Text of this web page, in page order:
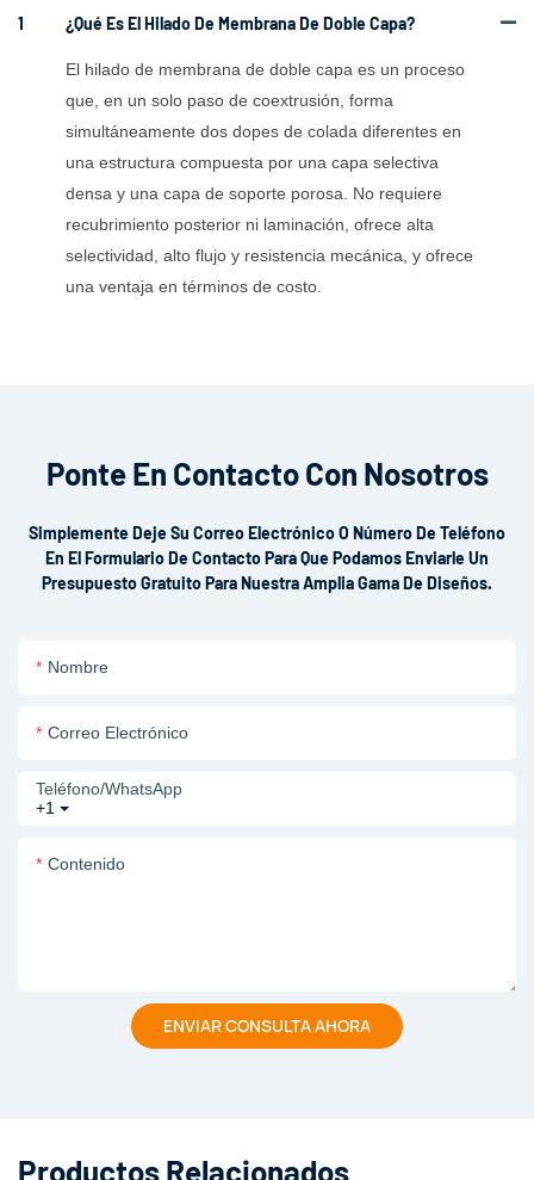
1 ¿Qué Es El Hilado De Membrana De Doble Capa?
El hilado de membrana de doble capa es un proceso
que, en un solo paso de coextrusión, forma
simultáneamente dos dopes de colada diferentes en
una estructura compuesta por una capa selectiva
densa y una capa de soporte porosa. No requiere
recubrimiento posterior ni laminación, ofrece alta
selectividad, alto flujo y resistencia mecánica, y ofrece
una ventaja en términos de costo.
Ponte En Contacto Con Nosotros
Simplemente Deje Su Correo Electrónico O Número De Teléfono
En El Formulario De Contacto Para Que Podamos Enviarle Un
Presupuesto Gratuito Para Nuestra Amplia Gama De Diseños.
Nombre
Correo Electrónico
+1
Teléfono/WhatsApp
Contenido
ENVIAR CONSULTA AHORA
Productos Relacionados